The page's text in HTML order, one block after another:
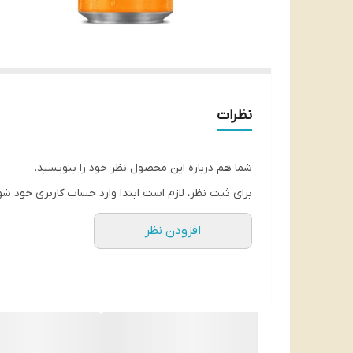
نظرات
شما هم درباره این محصول نظر خود را بنویسید.
برای ثبت نظر، لازم است ابتدا وارد حساب کاربری خود
افزودن نظر